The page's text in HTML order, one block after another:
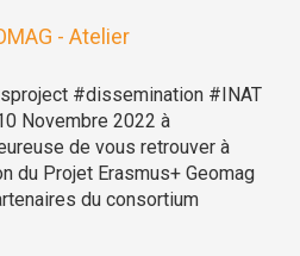
- Atelier
#dissemination #INAT
Novembre 2022 à
de vous retrouver à
du Projet Erasmus+ Geomag
du consortium